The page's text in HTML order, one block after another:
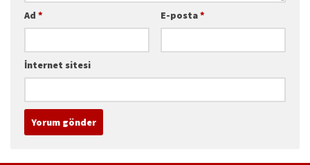
Ad * E-posta*
İnternet sitesi